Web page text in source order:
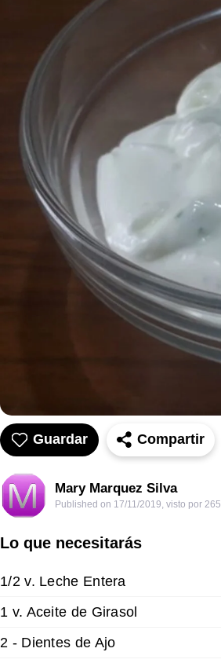
Guardar Compartir
Mary Marquez Silva
Published on 17/11/2019 visto por
Lo que necesitarás
1/2 v. Leche Entera
1 v. Aceite de Girasol
2 - Dientes de Ajo